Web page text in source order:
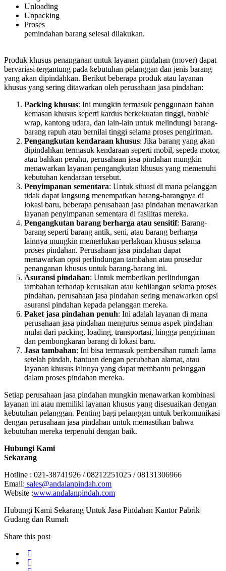
Unloading
Unpacking
Proses
pemindahan barang selesai dilakukan.
Produk khusus penanganan untuk layanan pindahan (mover) dapat
bervariasi tergantung pada kebutuhan pelanggan dan jenis barang
yang akan dipindahkan. Berikut beberapa produk atau layanan
khusus yang sering ditawarkan oleh perusahaan jasa pindahan:
Packing khusus: Ini mungkin termasuk penggunaan bahan
kemasan khusus seperti kardus berkekuatan tinggi, bubble
wrap, kantong udara, dan lain-lain untuk melindungi barang-
barang rapuh atau bernilai tinggi selama proses pengiriman.
Pengangkutan kendaraan khusus: Jika barang yang akan
dipindahkan termasuk kendaraan seperti mobil, sepeda motor,
atau bahkan perahu, perusahaan jasa pindahan mungkin
menawarkan layanan pengangkutan khusus yang memenuhi
kebutuhan kendaraan tersebut.
Penyimpanan sementara: Untuk situasi di mana pelanggan
tidak dapat langsung menempatkan barang-barangnya di
lokasi baru, beberapa perusahaan jasa pindahan menawarkan
layanan penyimpanan sementara di fasilitas mereka.
Pengangkutan barang berharga atau sensitif: Barang-
barang seperti barang antik, seni, atau barang berharga
lainnya mungkin memerlukan perlakuan khusus selama
proses pindahan. Perusahaan jasa pindahan dapat
menawarkan opsi perlindungan tambahan atau prosedur
penanganan khusus untuk barang-barang ini.
Asuransi pindahan: Untuk memberikan perlindungan
tambahan terhadap kerusakan atau kehilangan selama proses
pindahan, perusahaan jasa pindahan sering menawarkan opsi
asuransi pindahan kepada pelanggan mereka.
Paket jasa pindahan penuh: Ini adalah layanan di mana
perusahaan jasa pindahan mengurus semua aspek pindahan
mulai dari packing, loading, transportasi, hingga pengiriman
dan pembongkaran barang di lokasi baru.
Jasa tambahan: Ini bisa termasuk pembersihan rumah lama
setelah pindah, bantuan dengan perubahan alamat, atau
layanan khusus lainnya yang dapat membantu pelanggan
dalam proses pindahan mereka.
Setiap perusahaan jasa pindahan mungkin menawarkan kombinasi
layanan ini atau memiliki layanan khusus yang disesuaikan dengan
kebutuhan pelanggan. Penting bagi pelanggan untuk berkomunikasi
dengan perusahaan jasa pindahan untuk memastikan bahwa
kebutuhan mereka terpenuhi dengan baik.
Hubungi Kami
Sekarang
Hotline : 021-38741926 / 08212251025 / 08131306966
Email: sales@andalanpindah.com
Website :www.andalanpindah.com
Hubungi Kami Sekarang Untuk Jasa Pindahan Kantor Pabrik
Gudang dan Rumah
Share this post